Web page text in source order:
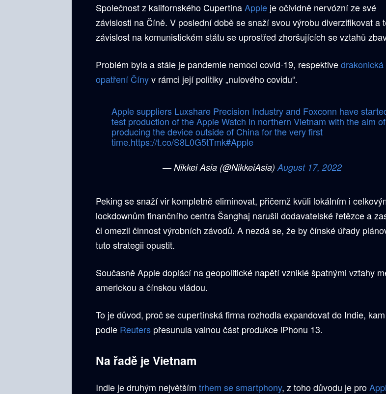
Společnost z kalifornského CupertinaApple je očividně nervózní ze své
závislosti na Číně. V poslední době se snaží svou výrobu diverzifikovat a
závislost na komunistickém státu se uprostřed zhoršujících se vztahů
Problém byla a stále je pandemie nemoci covid-19, respektivedrakonická
opatření Čínyv rámci její politiky „nulového covidu“.
Apple suppliers Luxshare Precision Industry and Foxconn have
test production of the Apple Watch in northern Vietnam with the aim of
producing the device outside of China for the very first
time.https://t.co/S8L0G5tTmk#Apple
— Nikkei Asia (@NikkeiAsia)August 17, 2022
Peking se snaží vir kompletně eliminovat, přičemž kvůli lokálním i
lockdownům finančního centra Šanghaj narušil dodavatelské řetězce a
či omezil činnost výrobních závodů. A nezdá se, že by čínské úřady
tuto strategii opustit.
Současně Apple doplácí na geopolitické napětí vzniklé špatnými vztahy
americkou a čínskou vládou.
To je důvod, proč se cupertinská firma rozhodla expandovat do Indie, kam
podle Reuters přesunula valnou část produkce iPhonu 13.
Na řadě je Vietnam
Indie je druhým největším trhem se smartphony, z toho důvodu je pro